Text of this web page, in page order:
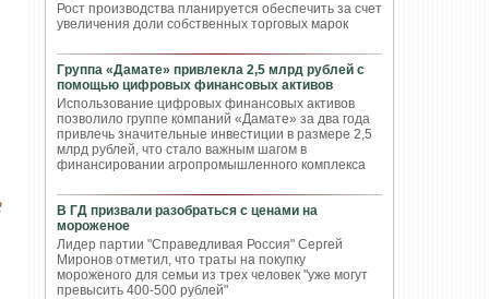
Рост производства планируется обеспечить за счет
увеличения доли собственных торговых марок
Группа «Дамате» привлекла 2,5 млрд рублей с
помощью цифровых финансовых активов
Использование цифровых финансовых активов
позволило группе компаний «Дамате» за два года
привлечь значительные инвестиции в размере 2,5
млрд рублей, что стало важным шагом в
финансировании агропромышленного комплекса
В ГД призвали разобраться с ценами на
мороженое
Лидер партии "Справедливая Россия" Сергей
Миронов отметил, что траты на покупку
мороженого для семьи из трех человек "уже могут
превысить 400-500 рублей"